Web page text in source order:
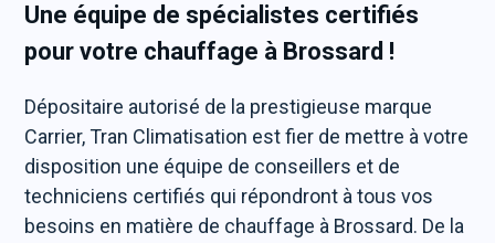
Une équipe de spécialistes certifiés
pour votre chauffage à Brossard !
Dépositaire autorisé de la prestigieuse marque
Carrier, Tran Climatisation est fier de mettre à votre
disposition une équipe de conseillers et de
techniciens certifiés qui répondront à tous vos
besoins en matière de chauffage à Brossard. De la